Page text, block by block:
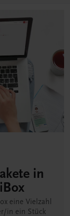
in
eine Vielzahl
in ein Stück